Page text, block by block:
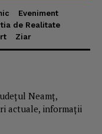
Eveniment
de Realitate
Ziar
Neamț,
actuale, informații